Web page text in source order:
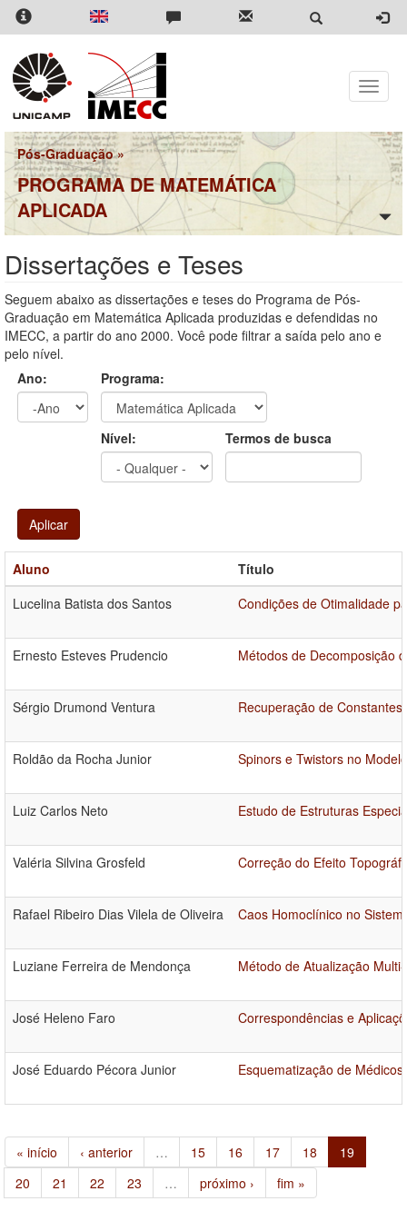
Pular
para
conteúdo
principal
Toggle
Pós-Graduação»
PROGRAMA DE MATEMÁTICA
APLICADA
Dissertações e Teses
Seguem abaixo as dissertações e teses do Programa de Pós-
Graduação em Matemática Aplicada produzidas e defendidas no
IMECC, a partir do ano 2000. Você pode filtrar a saída pelo ano e
pelo nível.
Ano:
Programa:
Nível: Termos de busca
Aplicar
Aluno
Título
Lucelina Batista dos Santos
Condições de Otimalidade
Ernesto Esteves Prudencio Métodos de Decomposição
Sérgio Drumond Ventura Recuperação de
Roldão da Rocha Junior Spinors e Twistors no
Luiz Carlos Neto Estudo de Estruturas
Valéria Silvina Grosfeld Correção do Efeito
Rafael Ribeiro Dias Vilela de Oliveira Caos Homoclínico no
Luziane Ferreira de Mendonça Método de Atualização
José Heleno Faro Correspondências e
José Eduardo Pécora Junior Esquematização de
« início ‹ anterior … 15 16 17 18
19
20
21 22 23 … próximo › fim »